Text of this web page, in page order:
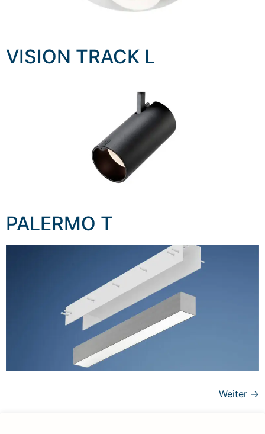
VISION TRACK L
PALERMO T
Weiter →